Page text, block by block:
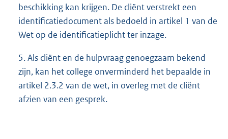
beschikking kan krijgen. De cliënt verstrekt een
identificatiedocument als bedoeld in artikel 1 van de
Wet op de identificatieplicht ter inzage.
5. Als cliënt en de hulpvraag genoegzaam bekend
zijn, kan het college onverminderd het bepaalde in
artikel 2.3.2 van de wet, in overleg met de cliënt
afzien van een gesprek.